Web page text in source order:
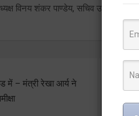
विनय शंकर पाण्डेय, सचिव उत्तम सिंह
में – मंत्री रेखा आर्य ने